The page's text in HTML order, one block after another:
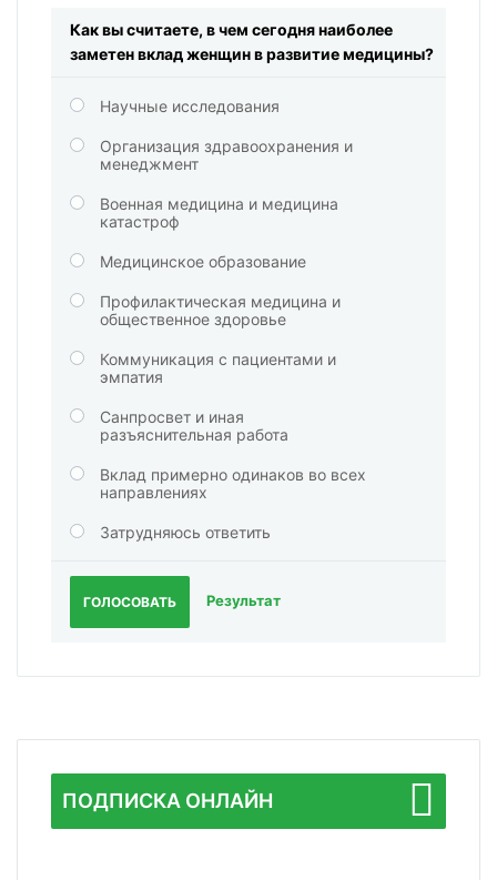
Как вы считаете, в чем сегодня наиболее
заметен вклад женщин в развитие медицины?
Научные исследования
Организация здравоохранения и
менеджмент
Военная медицина и медицина
катастроф
Медицинское образование
Профилактическая медицина и
общественное здоровье
Коммуникация с пациентами и
эмпатия
Санпросвет и иная
разъяснительная работа
Вклад примерно одинаков во всех
направлениях
Затрудняюсь ответить
ГОЛОСОВАТЬ Результат
ПОДПИСКА ОНЛАЙН